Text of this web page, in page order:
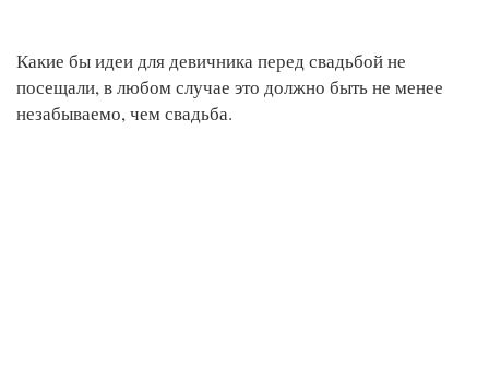
Какие бы идеи для девичника перед свадьбой не
посещали, в любом случае это должно быть не менее
незабываемо, чем свадьба.